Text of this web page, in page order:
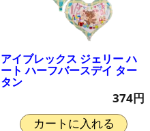
アイブレックス ジェリー ハ
ート ハーフバースデイ ター
タン
374円
カートに入れる